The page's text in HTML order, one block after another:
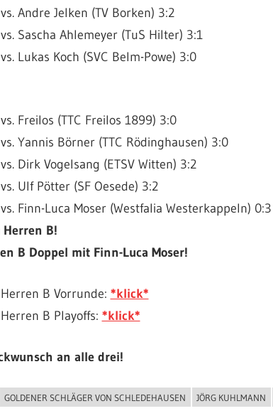
Andre Jelken (TV Borken) 3:2
Sascha Ahlemeyer (TuS Hilter) 3:1
Lukas Koch (SVC Belm-Powe) 3:0
Freilos (TTC Freilos 1899) 3:0
Yannis Börner (TTC Rödinghausen) 3:0
Dirk Vogelsang (ETSV Witten) 3:2
Ulf Pötter (SF Oesede) 3:2
Finn-Luca Moser (Westfalia Westerkappeln) 0:3
Herren B!
B Doppel mit Finn-Luca Moser!
B Vorrunde: *klick*
B Playoffs: *klick*
an alle drei!
GOLDENER SCHLÄGER VON SCHLEDEHAUSEN JÖRG KUHLMANN